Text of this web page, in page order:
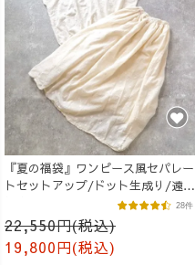
『夏の福袋』ワンピース風セパレー
トセットアップ/ドット生成り/遠州
22,550円(税込)
19,800円(税込)
28件